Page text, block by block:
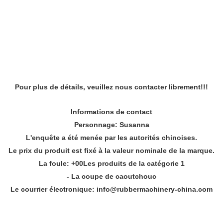
Pour plus de détails, veuillez nous contacter librement!!!
Informations de contact
Personnage: Susanna
L'enquête a été menée par les autorités chinoises.
Le prix du produit est fixé à la valeur nominale de la marque.
La foule: +00Les produits de la catégorie 1
- La coupe de caoutchouc
Le courrier électronique: info@rubbermachinery-china.com